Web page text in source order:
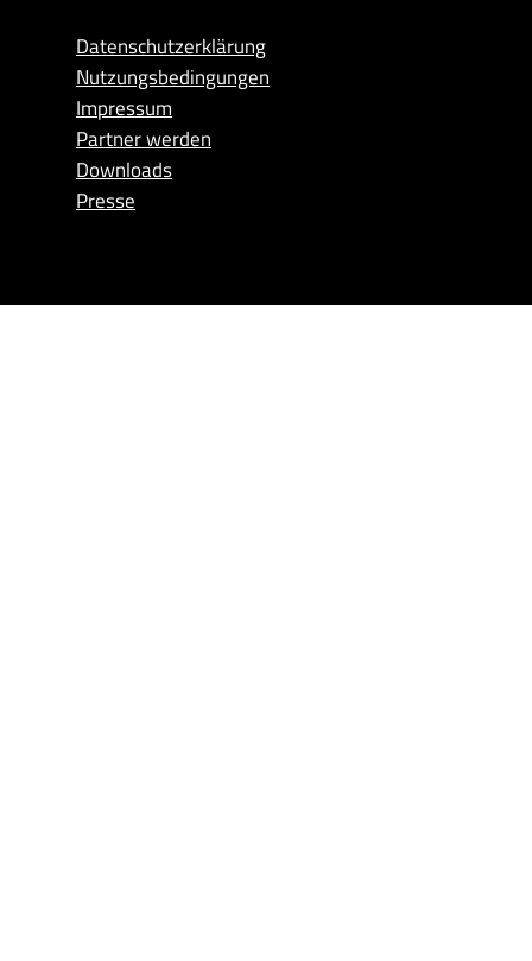
Datenschutzerklärung
Nutzungsbedingungen
Impressum
Partner werden
Downloads
Presse
WISSENSCHAFTSPARTNER